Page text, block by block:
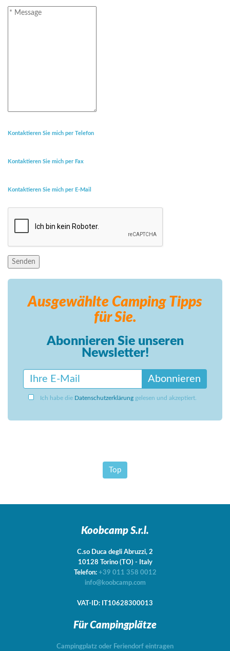
Kontaktieren Sie mich per Telefon
Kontaktieren Sie mich per Fax
Kontaktieren Sie mich per E-Mail
Senden
Ausgewählte Camping Tipps
für Sie.
Abonnieren Sie unseren
Newsletter!
Abonnieren
Ich habe die Datenschutzerklärung gelesen und akzeptiert.
Top
Koobcamp S.r.l.
C.so Duca degli Abruzzi, 2
10128 Torino (TO) - Italy
Telefon: +39 011 358 0012
info@koobcamp.com
VAT-ID: IT10628300013
Für Campingplätze
Campingplatz oder Feriendorf eintragen